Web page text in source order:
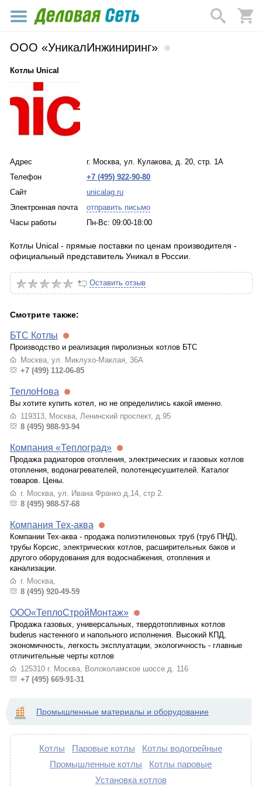
ООО «УникалИнжиниринг»
Котлы Unical
Адрес
г. Москва, ул. Кулакова, д. 20, стр. 1А
Телефон
+7 (495) 922-90-80
Сайт
unicalag.ru
Электронная почта
отправить письмо
Часы работы
Пн-Вс: 09:00-18:00
Котлы Unical - прямые поставки по ценам производителя -
официальный представитель Уникал в России.
Оставить отзыв
Смотрите также:
БТС Котлы
Производство и реализация пиролизных котлов БТС
Москва, ул. Миклухо-Маклая, 36А
+7 (499) 112-06-85
ТеплоНова
Вы хотите купить котел, но не определились какой именно.
119313, Москва, Ленинский проспект, д.95
8 (495) 988-93-94
Компания «Теплоград»
Продажа радиаторов отопления, электрических и газовых котлов
отопления, водонагревателей, полотенцесушителей. Каталог
товаров. Цены.
г. Москва, ул. Ивана Франко д,14, стр 2.
8 (495) 988-57-68
Компания Тех-аква
Компании Тех-аква - продажа полиэтиленовых труб (труб ПНД),
трубы Корсис, электрических котлов, расширительных баков и
другого оборудования для водоснабжения, отопления и
канализации.
г. Москва,
8 (495) 920-49-59
ООО«ТеплоСтройМонтаж»
Продажа газовых, универсальных, твердотопливных котлов
buderus настенного и напольного исполнения. Высокий КПД,
экономичность, легкость эксплуатации, экологичность - главные
отличительные черты котлов
125310 г. Москва, Волоколамское шоссе д. 116
+7 (495) 669-91-31
Промышленные материалы и оборудование
Котлы Паровые котлы
Котлы водогрейные
Промышленные котлы
Котлы паровые
Установка котлов